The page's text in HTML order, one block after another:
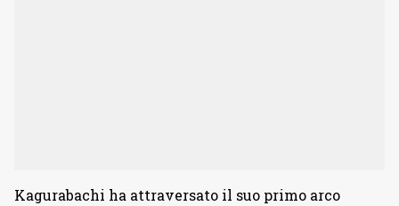
Kagurabachi ha attraversato il suo primo arco